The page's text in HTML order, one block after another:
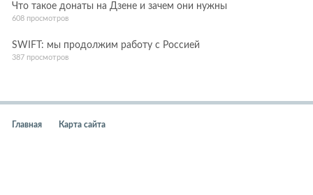
Что такое донаты на Дзене и зачем они нужны
608 просмотров
SWIFT: мы продолжим работу с Россией
387 просмотров
Главная Карта сайта